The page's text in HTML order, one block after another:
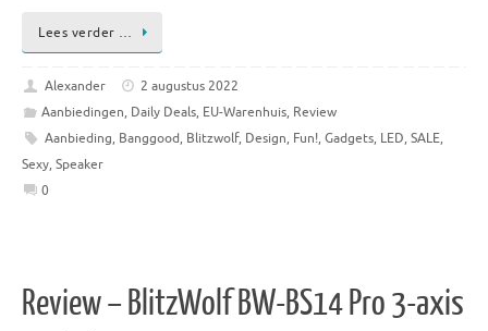
Lees verder …
Alexander
2 augustus 2022
Aanbiedingen, Daily Deals, EU-Warenhuis, Review
Aanbieding, Banggood, Blitzwolf, Design, Fun!, Gadgets, LED, SALE,
Sexy, Speaker
0
Review – BlitzWolf BW-BS14 Pro 3-axis